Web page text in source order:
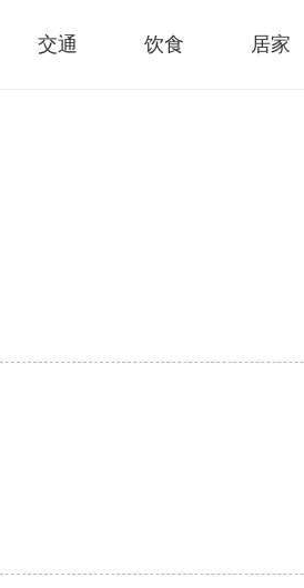
交通 饮食 居家